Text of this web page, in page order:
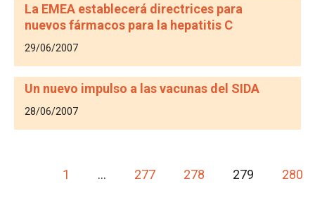
La EMEA establecerá directrices para
nuevos fármacos para la hepatitis C
29/06/2007
Un nuevo impulso a las vacunas del SIDA
28/06/2007
1 … 277 278 279 280